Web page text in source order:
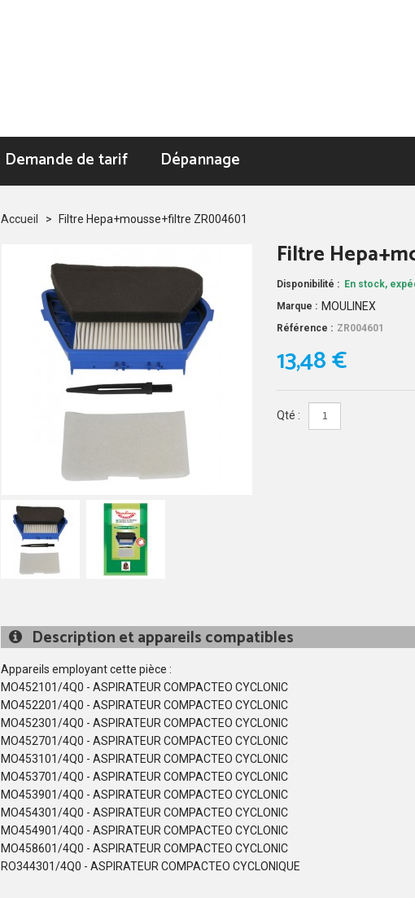
Demande de tarif Dépannage
Accueil > Filtre Hepa+mousse+filtre ZR004601
Filtre
Disponibilité : En stock,
Marque : MOULINEX
Référence : ZR004601
13,48 €
Qté :
Description et appareils compatibles
Appareils employant cette pièce :
MO452101/4Q0 - ASPIRATEUR COMPACTEO CYCLONIC
MO452201/4Q0 - ASPIRATEUR COMPACTEO CYCLONIC
MO452301/4Q0 - ASPIRATEUR COMPACTEO CYCLONIC
MO452701/4Q0 - ASPIRATEUR COMPACTEO CYCLONIC
MO453101/4Q0 - ASPIRATEUR COMPACTEO CYCLONIC
MO453701/4Q0 - ASPIRATEUR COMPACTEO CYCLONIC
MO453901/4Q0 - ASPIRATEUR COMPACTEO CYCLONIC
MO454301/4Q0 - ASPIRATEUR COMPACTEO CYCLONIC
MO454901/4Q0 - ASPIRATEUR COMPACTEO CYCLONIC
MO458601/4Q0 - ASPIRATEUR COMPACTEO CYCLONIC
RO344301/4Q0 - ASPIRATEUR COMPACTEO CYCLONIQUE